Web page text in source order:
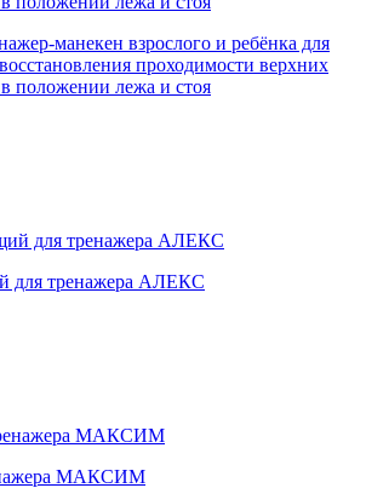
манекен взрослого и ребёнка для
проходимости верхних
положении лежа и стоя
для тренажера АЛЕКС
МАКСИМ